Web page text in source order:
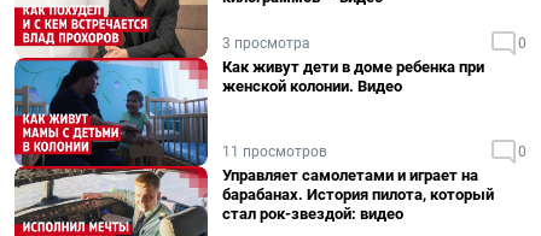
3 просмотра 0
Как живут дети в доме ребенка при
женской колонии. Видео
11 просмотров 0
Управляет самолетами и играет на
барабанах. История пилота, который
стал рок-звездой: видео